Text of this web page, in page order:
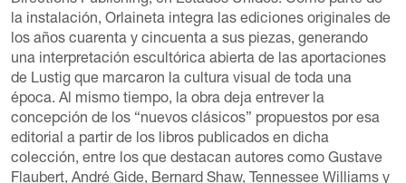
la instalación, Orlaineta integra las ediciones originales de
los años cuarenta y cincuenta a sus piezas, generando
una interpretación escultórica abierta de las aportaciones
de Lustig que marcaron la cultura visual de toda una
época. Al mismo tiempo, la obra deja entrever la
concepción de los “nuevos clásicos” propuestos por esa
editorial a partir de los libros publicados en dicha
colección, entre los que destacan autores como Gustave
Flaubert, André Gide, Bernard Shaw, Tennessee Williams y